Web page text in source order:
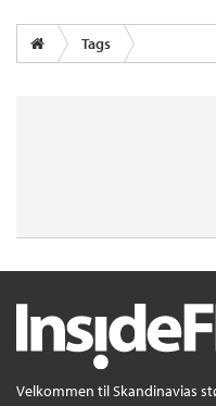
Tags
Velkommen til Skandinavias